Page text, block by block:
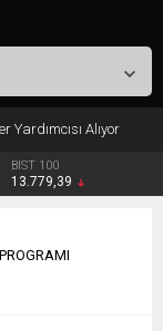
BIST 100
13.779,39